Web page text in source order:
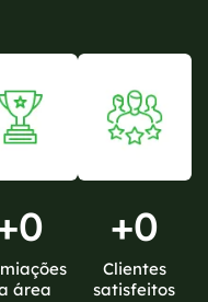
0
área
+0
Clientes
satisfeitos